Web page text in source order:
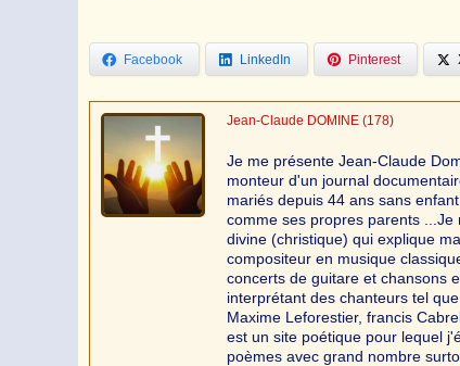
Facebook LinkedIn Pinterest
Jean-Claude DOMINE (178)
Je me présente Jean-Claude
monteur d'un journal
mariés depuis 44 ans sans
comme ses propres parents
divine (christique) qui explique
compositeur en musique
concerts de guitare et chansons
interprétant des chanteurs tel
Maxime Leforestier, francis
est un site poétique pour lequel
poèmes avec grand nombre